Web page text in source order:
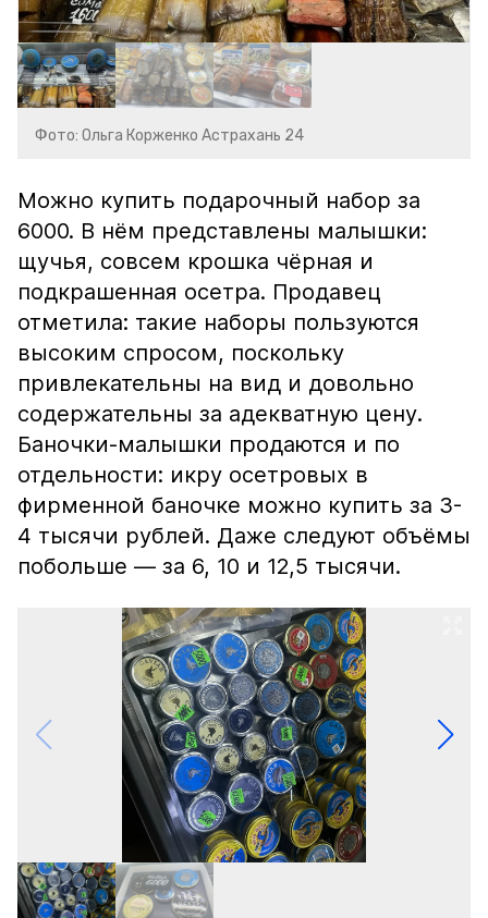
Фото: Ольга Корженко Астрахань 24
Можно купить подарочный набор за
6000. В нём представлены малышки:
щучья, совсем крошка чёрная и
подкрашенная осетра. Продавец
отметила: такие наборы пользуются
высоким спросом, поскольку
привлекательны на вид и довольно
содержательны за адекватную цену.
Баночки-малышки продаются и по
отдельности: икру осетровых в
фирменной баночке можно купить за 3-
4 тысячи рублей. Даже следуют объёмы
побольше — за 6, 10 и 12,5 тысячи.